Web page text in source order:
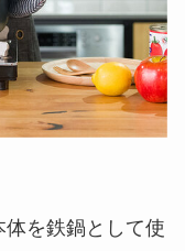
を鉄鍋として使